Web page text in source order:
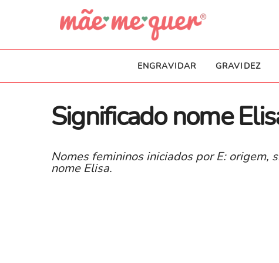
ENGRAVIDAR GRAVIDEZ
Significado nome
Nomes femininos iniciados por E: origem,
nome Elisa.